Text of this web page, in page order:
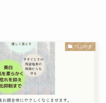
つぶやき